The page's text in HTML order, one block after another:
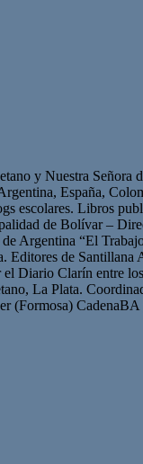
y Nuestra
España,
escolares. Libros
de Bolívar –
Argentina “El
Editores de
Diario Clarín entre
La Plata.
(Formosa)